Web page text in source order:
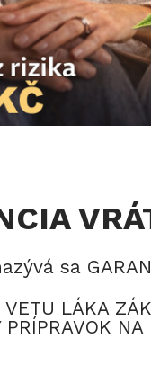
sa
LÁKA